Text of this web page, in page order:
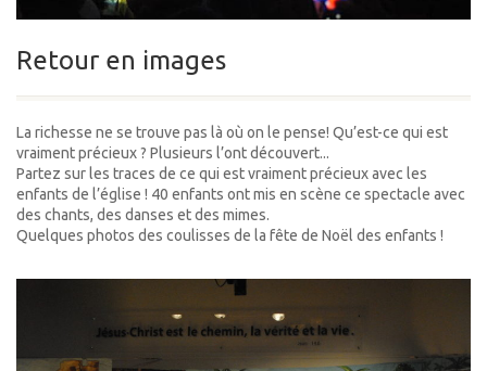
Retour en images
La richesse ne se trouve pas là où on le pense! Qu’est-ce qui est
vraiment précieux ? Plusieurs l’ont découvert...
Partez sur les traces de ce qui est vraiment précieux avec les
enfants de l’église ! 40 enfants ont mis en scène ce spectacle avec
des chants, des danses et des mimes.
Quelques photos des coulisses de la fête de Noël des enfants !